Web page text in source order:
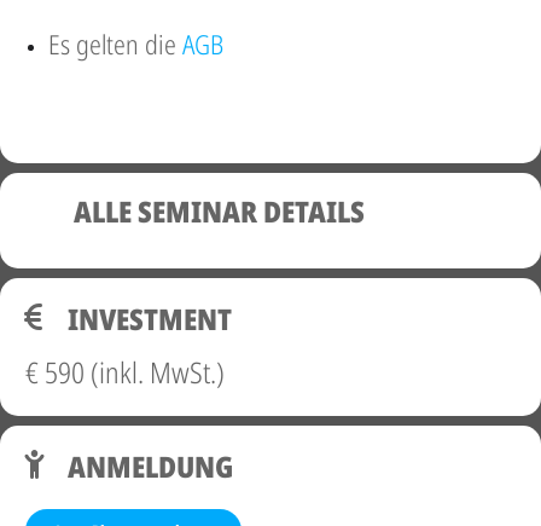
Es gelten die AGB
ALLE SEMINAR DETAILS
INVESTMENT
€ 590 (inkl. MwSt.)
ANMELDUNG